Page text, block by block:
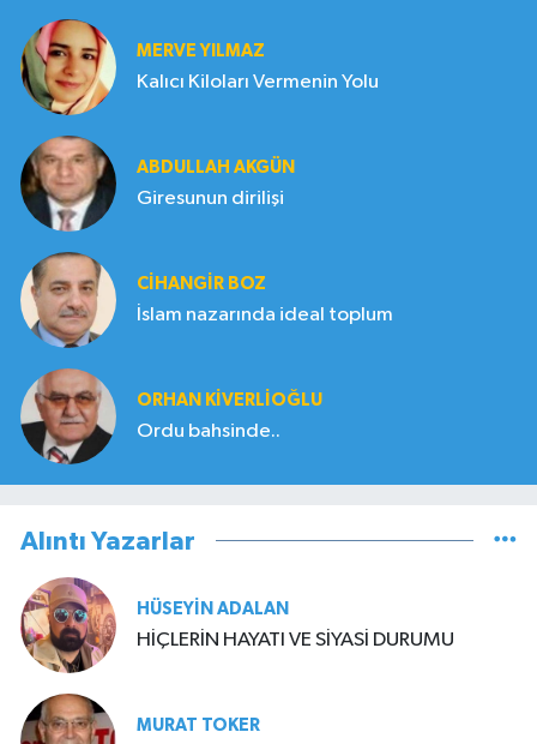
MERVE YILMAZ
Kalıcı Kiloları Vermenin Yolu
ABDULLAH AKGÜN
Giresunun dirilişi
CIHANGIR BOZ
İslam nazarında ideal toplum
ORHAN KIVERLIOĞLU
Ordu bahsinde..
Alıntı Yazarlar
HÜSEYIN ADALAN
HİÇLERİN HAYATI VE SİYASİ DURUMU
MURAT TOKER